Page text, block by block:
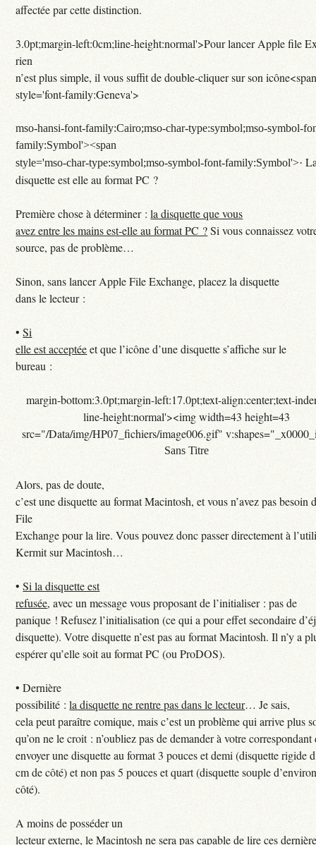
affectée par cette distinction.
3.0pt;margin-left:0cm;line-height:normal'>Pour lancer Apple file
rien
n’est plus simple, il vous suffit de double-cliquer sur son
style='font-family:Geneva'>
mso-hansi-font-family:Cairo;mso-char-type:symbol;mso-symbol-
family:Symbol'><span
style='mso-char-type:symbol;mso-symbol-font-family:Symbol'>·
disquette est elle au format PC ?
Première chose à déterminer :la disquette que vous
avez entre les mains est-elle au format PC ?Si vous connaissez
source, pas de problème…
Sinon, sans lancer Apple File Exchange, placez la disquette
dans le lecteur :
• Si
elle est acceptéeet que l’icône d’une disquette s’affiche sur le
bureau :
margin-bottom:3.0pt;margin-left:17.0pt;text-align:center;text-
line-height:normal'><img width=43 height=43
src="/Data/img/HP07_fichiers/image006.gif"
Sans Titre
Alors, pas de doute,
c’est une disquette au format Macintosh, et vous n’avez pas besoin
File
Exchange pour la lire. Vous pouvez donc passer directement à
Kermit sur Macintosh…
• Si la disquette est
refusée, avec un message vous proposant de l’initialiser : pas de
panique ! Refusez l’initialisation (ce qui a pour effet secondaire
disquette). Votre disquette n’est pas au format Macintosh. Il n’y a
espérer qu’elle soit au format PC (ou ProDOS).
• Dernière
possibilité :la disquette ne rentre pas dans le lecteur… Je sais,
cela peut paraître comique, mais c’est un problème qui arrive plus
qu’on ne le croit : n’oubliez pas de demander à votre correspondant
envoyer une disquette au format 3 pouces et demi (disquette rigide
cm de côté) et non pas 5 pouces et quart (disquette souple
côté).
A moins de posséder un
lecteur externe, le Macintosh ne sera pas capable de lire ces